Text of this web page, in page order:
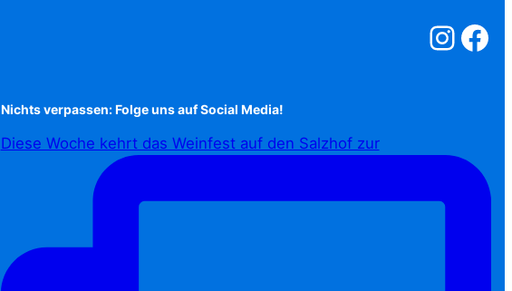
Salzstreuner
Nichts verpassen: Folge uns auf Social Media!
Diese Woche kehrt das Weinfest auf den Salzhof zur